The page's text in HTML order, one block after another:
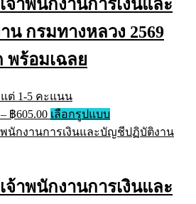
options
be
chosen
จ้าพนักงานการเงินและ
กรมทางหลวง 2569
พร้อมเฉลย
ต่ 1-5 คะแนน
– ฿605.00Price
range:
฿395.00
เลือกรูปแบบThis
product
has
options
จ้าพนักงานการเงินและ